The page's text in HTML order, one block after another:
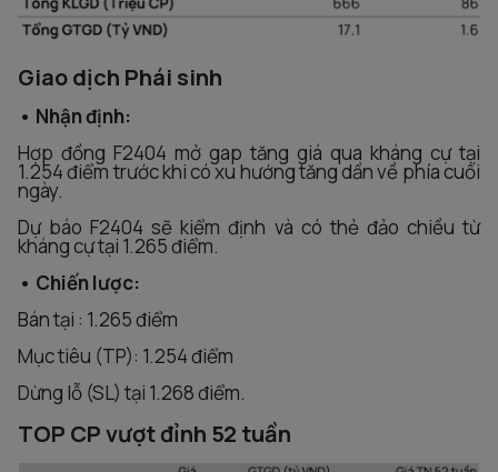
Giao dịch Phái sinh
• Nhận định:
Hợp đồng F2404 mở gap tăng giá qua kháng cự tại
1.254 điểm trước khi có xu hướng tăng dần về phía cuối
ngày.
Dự báo F2404 sẽ kiểm định và có thẻ đảo chiều từ
kháng cự tại 1.265 điểm.
• Chiến lược:
Bán tại : 1.265 điểm
Mục tiêu (TP): 1.254 điểm
Dừng lỗ (SL) tại 1.268 điểm.
TOP CP vượt đỉnh 52 tuần